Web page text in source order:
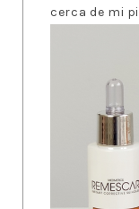
cerca de mi